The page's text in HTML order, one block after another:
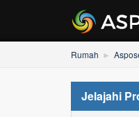
Rumah
Jelajahi